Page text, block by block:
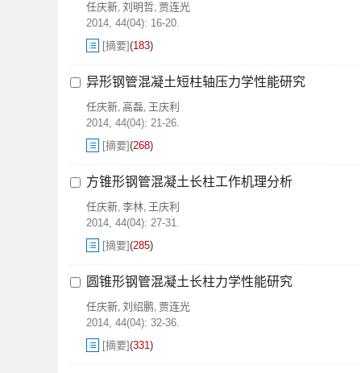
任庆新, 刘明哲, 贾连光
2014, 44(04): 16-20.
[摘要](183)
异形钢管混凝土短柱轴压力学性能研究
任庆新, 高磊, 王庆利
2014, 44(04): 21-26.
[摘要](268)
方锥形钢管混凝土长柱工作机理分析
任庆新, 李林, 王庆利
2014, 44(04): 27-31.
[摘要](285)
圆锥形钢管混凝土长柱力学性能研究
任庆新, 刘绍鹏, 贾连光
2014, 44(04): 32-36.
[摘要](331)